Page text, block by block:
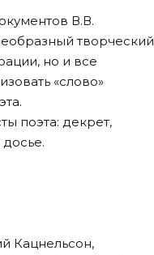
В.В.
творческий
но и все
«слово»
поэта: декрет,
Кацнельсон,